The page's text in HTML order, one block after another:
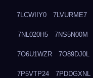
7LCWIIY0 7LVURME7
7NL020H5 7NS5N00M
7O6U1WZR 7O89DJ0L
7P5VTP24 7PDDGXNL